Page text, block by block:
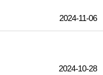
2024-11-06
2024-10-28